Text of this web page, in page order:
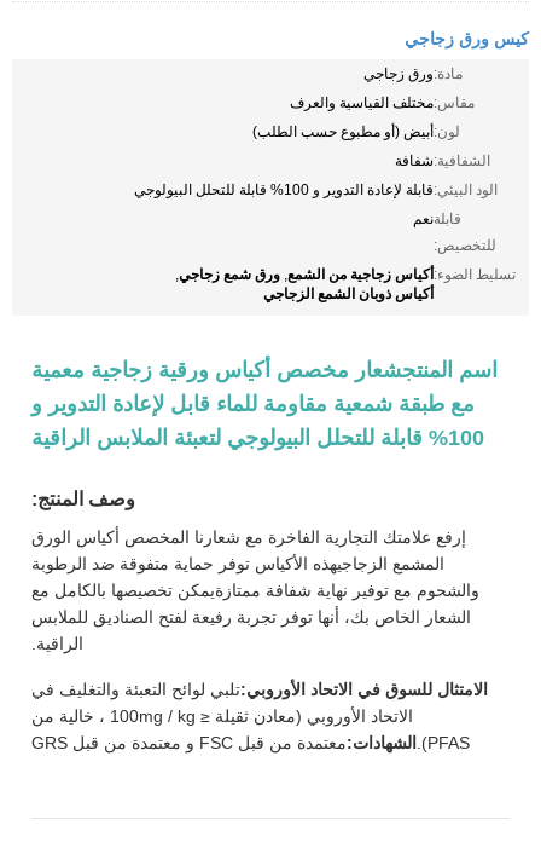
كيس ورق زجاجي
مادة:ورق زجاجي
مقاس:مختلف القياسية والعرف
لون:أبيض (أو مطبوع حسب الطلب)
الشفافية:شفافة
الود البيئي:قابلة لإعادة التدوير و 100% قابلة للتحلل البيولوجي
قابلة
للتخصيص:
نعم
تسليط الضوء:أكياس زجاجية من الشمع, ورق شمع زجاجي,
أكياس ذوبان الشمع الزجاجي
اسم المنتجشعار مخصص أكياس ورقية زجاجية معمية
مع طبقة شمعية مقاومة للماء قابل لإعادة التدوير و
100% قابلة للتحلل البيولوجي لتعبئة الملابس الراقية
وصف المنتج:
إرفع علامتك التجارية الفاخرة مع شعارنا المخصص أكياس الورق
المشمع الزجاجيهذه الأكياس توفر حماية متفوقة ضد الرطوبة
والشحوم مع توفير نهاية شفافة ممتازةيمكن تخصيصها بالكامل مع
الشعار الخاص بك، أنها توفر تجربة رفيعة لفتح الصناديق للملابس
الراقية.
الامتثال للسوق في الاتحاد الأوروبي:تلبي لوائح التعبئة والتغليف في
الاتحاد الأوروبي (معادن ثقيلة ≤ 100mg / kg ، خالية من
PFAS).
الشهادات:معتمدة من قبل FSC و معتمدة من قبل GRS